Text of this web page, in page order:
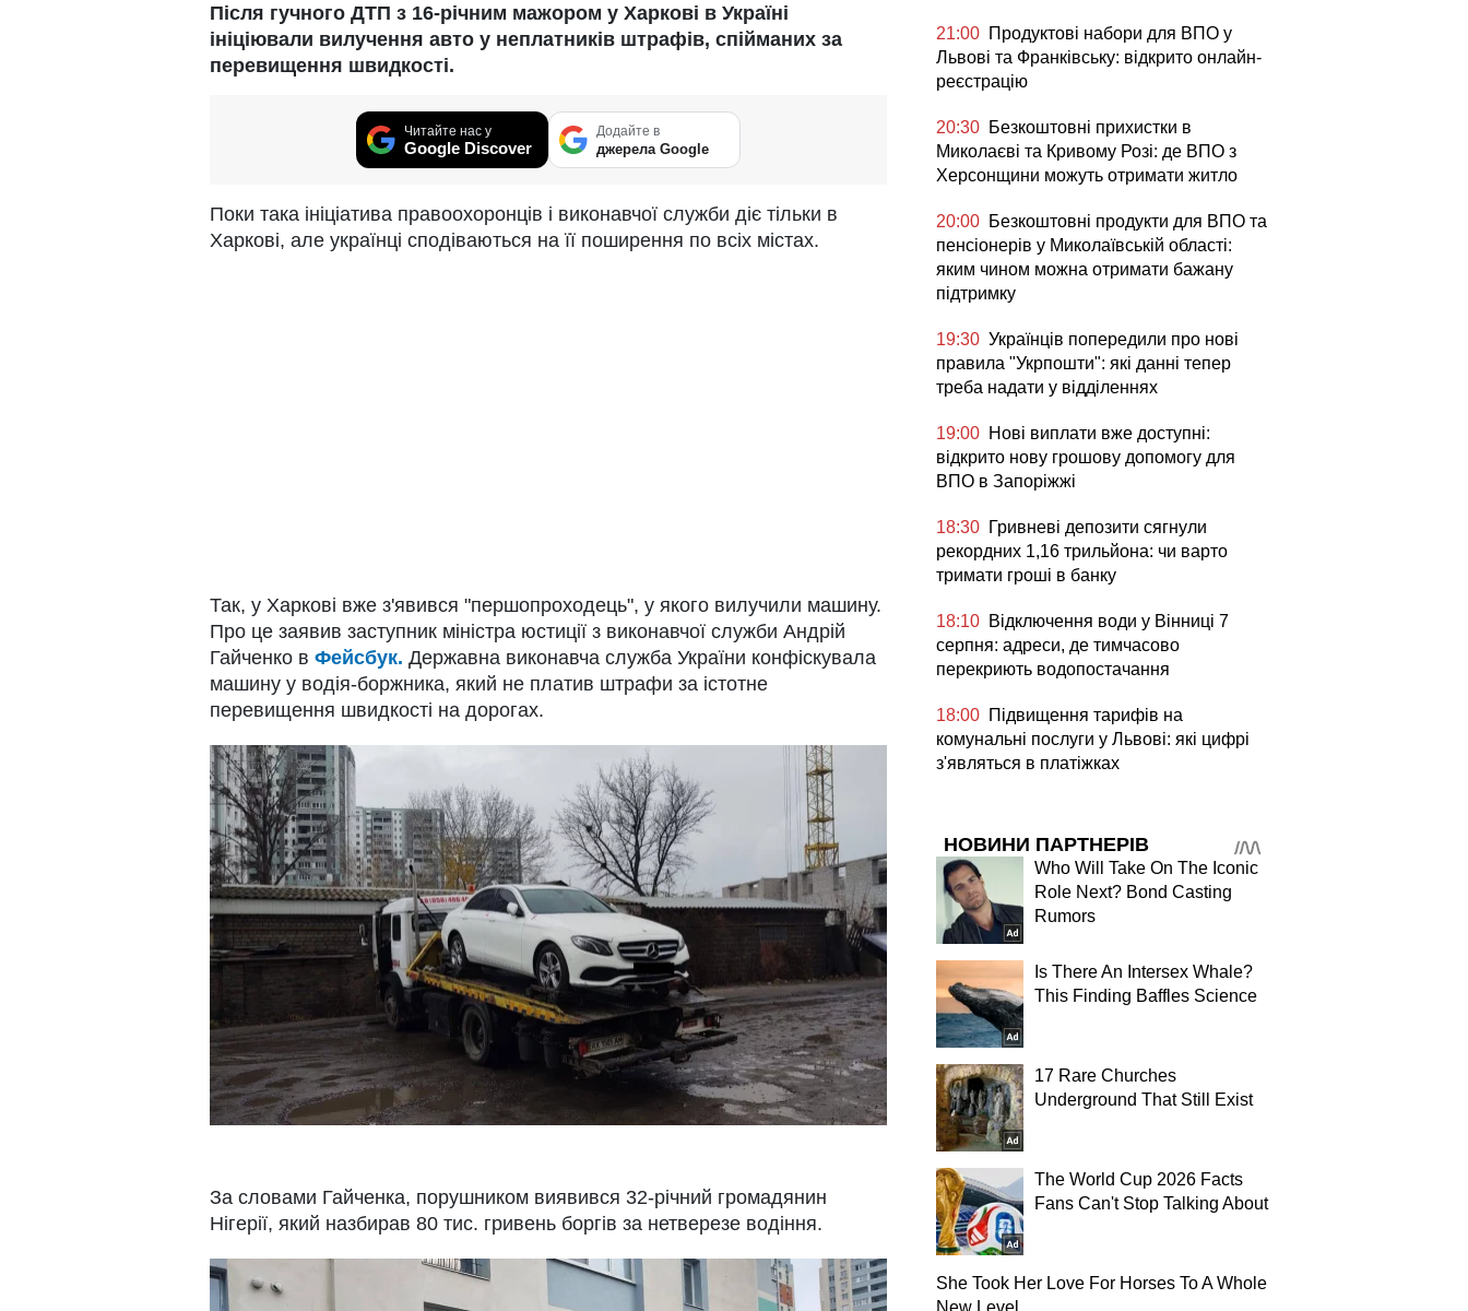
Після гучного ДТП з 16-річним мажором у Харкові в Україні
ініціювали вилучення авто у неплатників штрафів, спійманих за
перевищення швидкості.
Читайте нас у
Google Discover
Додайте в
джерела Google
Поки така ініціатива правоохоронців і виконавчої служби діє тільки в
Харкові, але українці сподіваються на її поширення по всіх містах.
Так, у Харкові вже з'явився "першопроходець", у якого вилучили машину.
Про це заявив заступник міністра юстиції з виконавчої служби Андрій
Гайченко в Фейсбук. Державна виконавча служба України конфіскувала
машину у водія-боржника, який не платив штрафи за істотне
перевищення швидкості на дорогах.
За словами Гайченка, порушником виявився 32-річний громадянин
Нігерії, який назбирав 80 тис. гривень боргів за нетверезе водіння.
21:00 Продуктові набори для ВПО у
Львові та Франківську: відкрито онлайн-
реєстрацію
20:30 Безкоштовні прихистки в
Миколаєві та Кривому Розі: де ВПО з
Херсонщини можуть отримати житло
20:00 Безкоштовні продукти для ВПО та
пенсіонерів у Миколаївській області:
яким чином можна отримати бажану
підтримку
19:30 Українців попередили про нові
правила "Укрпошти": які данні тепер
треба надати у відділеннях
19:00 Нові виплати вже доступні:
відкрито нову грошову допомогу для
ВПО в Запоріжжі
18:30 Гривневі депозити сягнули
рекордних 1,16 трильйона: чи варто
тримати гроші в банку
18:10 Відключення води у Вінниці 7
серпня: адреси, де тимчасово
перекриють водопостачання
18:00 Підвищення тарифів на
комунальні послуги у Львові: які цифрі
з'являться в платіжках
НОВИНИ ПАРТНЕРІВ
Who Will Take On The Iconic
Role Next? Bond Casting
Rumors
Is There An Intersex Whale?
This Finding Baffles Science
17 Rare Churches
Underground That Still Exist
The World Cup 2026 Facts
Fans Can't Stop Talking About
She Took Her Love For Horses To A Whole
New Level